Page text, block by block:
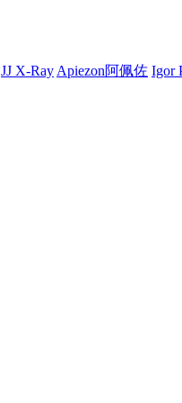
JJ X-Ray Apiezon阿佩佐 Igor